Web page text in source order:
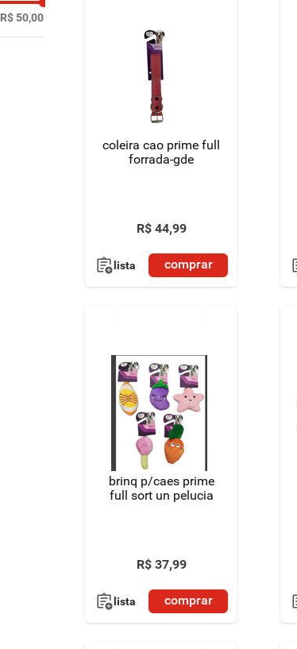
R$ 50,00
coleira cao prime full
forrada-gde
R$ 44,99
lista comprar
brinq p/caes prime
full sort un pelucia
R$ 37,99
lista comprar